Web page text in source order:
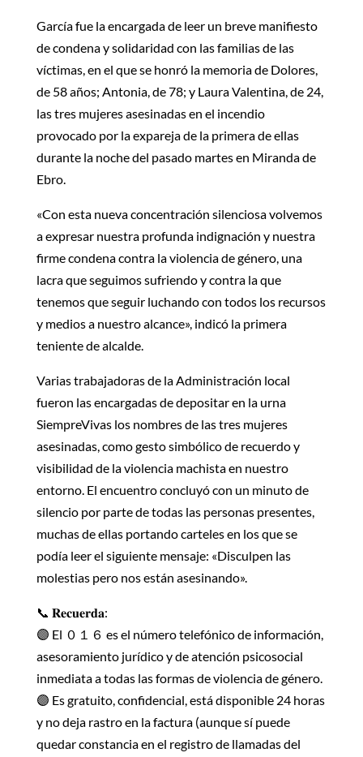
García fue la encargada de leer un breve manifiesto
de condena y solidaridad con las familias de las
víctimas, en el que se honró la memoria de Dolores,
de 58 años; Antonia, de 78; y Laura Valentina, de 24,
las tres mujeres asesinadas en el incendio
provocado por la expareja de la primera de ellas
durante la noche del pasado martes en Miranda de
Ebro.
«Con esta nueva concentración silenciosa volvemos
a expresar nuestra profunda indignación y nuestra
firme condena contra la violencia de género, una
lacra que seguimos sufriendo y contra la que
tenemos que seguir luchando con todos los recursos
y medios a nuestro alcance», indicó la primera
teniente de alcalde.
Varias trabajadoras de la Administración local
fueron las encargadas de depositar en la urna
SiempreVivas los nombres de las tres mujeres
asesinadas, como gesto simbólico de recuerdo y
visibilidad de la violencia machista en nuestro
entorno. El encuentro concluyó con un minuto de
silencio por parte de todas las personas presentes,
muchas de ellas portando carteles en los que se
podía leer el siguiente mensaje: «Disculpen las
molestias pero nos están asesinando».
📞 𝐑𝐞𝐜𝐮𝐞𝐫𝐝𝐚:
🟣 El ０１６ es el número telefónico de información,
asesoramiento jurídico y de atención psicosocial
inmediata a todas las formas de violencia de género.
🟣 Es gratuito, confidencial, está disponible 24 horas
y no deja rastro en la factura (aunque sí puede
quedar constancia en el registro de llamadas del